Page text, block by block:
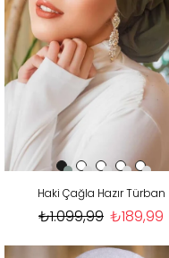
Haki Çağla Hazır Türban
₺189,99
₺1.099,99